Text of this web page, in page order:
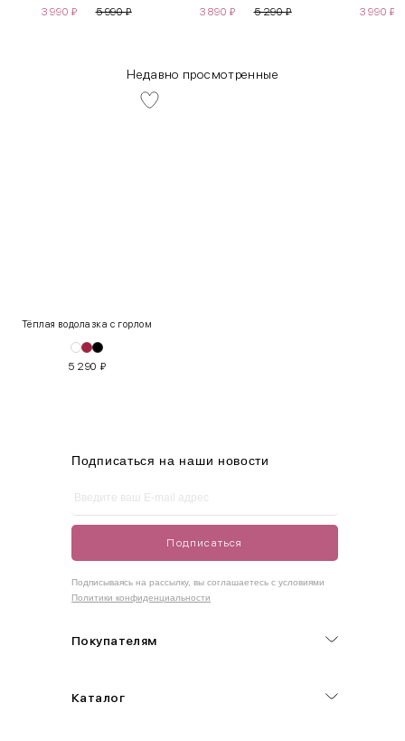
3 990 ₽ 5 990₽ 3 890 ₽ 5 290₽ 3 990 ₽
Недавно просмотренные
Тёплая водолазка с горлом
5 290 ₽
42-50
Как правильно себя обмерить
Измеряется по самым выступающим точкам.
Покупателям
Каталог
Подписаться на наши новости
Подписаться
Подписываясь на рассылку, вы соглашаетесь с условиями
Политики конфиденциальности